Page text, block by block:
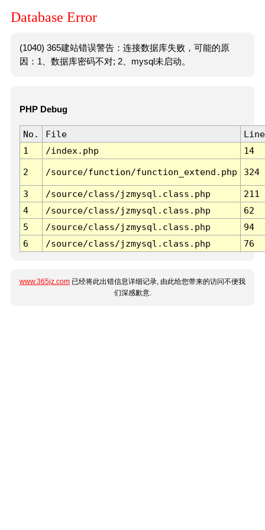
Database Error
(1040) 365建站错误警告：连接数据库失败，可能的原
因：1、数据库密码不对; 2、mysql未启动。
PHP Debug
No. File
Line
1
/index.php 14
2 /source/function/function_extend.php 324
3 /source/class/jzmysql.class.php
211
4
/source/class/jzmysql.class.php
62
5
/source/class/jzmysql.class.php
94
6
/source/class/jzmysql.class.php 76
www.365jz.com 已经将此出错信息详细记录, 由此给您带来的访问不便我
们深感歉意.